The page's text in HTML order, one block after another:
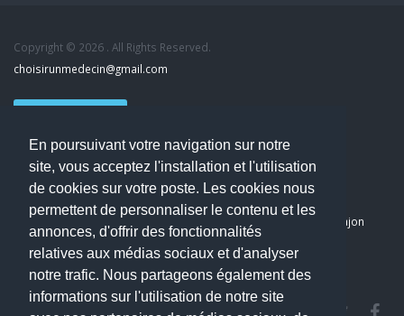
En poursuivant votre navigation sur notre
site, vous acceptez l'installation et l'utilisation
de cookies sur votre poste. Les cookies nous
permettent de personnaliser le contenu et les
annonces, d'offrir des fonctionnalités
relatives aux médias sociaux et d'analyser
notre trafic. Nous partageons également des
informations sur l'utilisation de notre site
Copyright © 2026 . All Rights Reserved.
choisirunmedecin@gmail.com
Nous contacter
Dernier avis : PASCAL DELCAMPE, Chirurgien maxillo-faciale à Arpajon
Mentions légales